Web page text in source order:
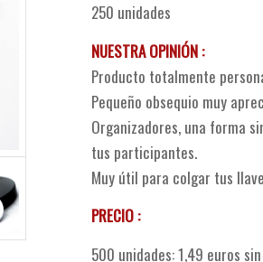
250 unidades
NUESTRA OPINIÓN :
Producto totalmente
Pequeño obsequio muy
Organizadores, una forma
tus participantes.
Muy útil para colgar tus
PRECIO :
500 unidades: 1,49 euros